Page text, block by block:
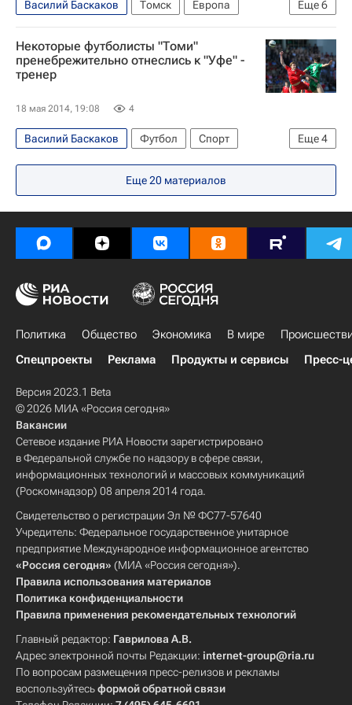
Еще6
Василий Баскаков Томск
Европа
Сибирский ФО
Томская область
Весь мир
Томь
Уфа Россия
Некоторые футболисты "Томи"
пренебрежительно отнеслись к "Уфе" -
тренер
18 мая 2014, 19:08 4
Еще4
Василий Баскаков Футбол
Спорт
Стыковые матчи за право играть в элитном дивизионе российского футбола в сезоне-2014/15
РПЛ 2026-2027 (Чемпионат России по футболу)
Уфа
Томь
Еще20 материалов
Политика Общество Экономика В мире
Спецпроекты
Реклама Продукты и сервисы Пресс-
Версия 2023.1 Beta
© 2026 МИА «Россия сегодня»
Вакансии
Сетевое издание РИА Новости зарегистрировано
в Федеральной службе по надзору в сфере связи,
информационных технологий и массовых коммуникаций
(Роскомнадзор) 08 апреля 2014 года.
Свидетельство о регистрации Эл № ФС77-57640
Учредитель: Федеральное государственное унитарное
предприятие Международное информационное агентство
«Россия сегодня» (МИА «Россия сегодня»).
Правила использования материалов
Политика конфиденциальности
Правила применения рекомендательных технологий
Главный редактор: Гаврилова А.В.
Адрес электронной почты Редакции: internet-group@ria.ru
По вопросам размещения пресс-релизов и рекламы
воспользуйтесьформой обратной связи